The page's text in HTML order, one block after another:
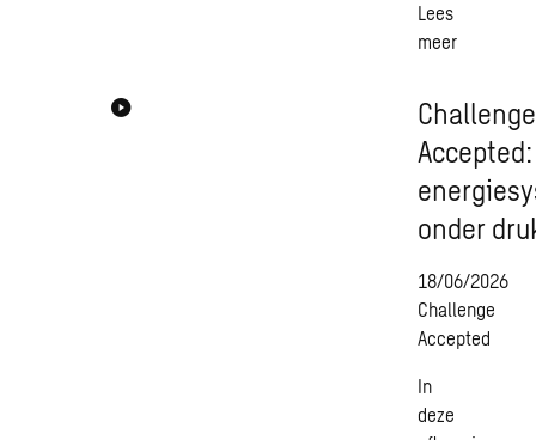
Lees
meer
Challenge
onder
18/06/2026
Challenge
Accepted
In
deze